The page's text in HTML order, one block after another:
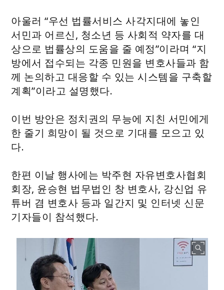
아울러 “우선 법률서비스 사각지대에 놓인
서민과 어르신, 청소년 등 사회적 약자를 대
상으로 법률상의 도움을 줄 예정”이라며 “지
방에서 접수되는 각종 민원을 변호사들과 함
께 논의하고 대응할 수 있는 시스템을 구축할
계획”이라고 설명했다.
이번 방안은 정치권의 무능에 지친 서민에게
한 줄기 희망이 될 것으로 기대를 모으고 있
다.
한편 이날 행사에는 박주현 자유변호사협회
회장, 윤승현 법무법인 창 변호사, 강신업 유
튜버 겸 변호사 등과 일간지 및 인터넷 신문
기자들이 참석했다.